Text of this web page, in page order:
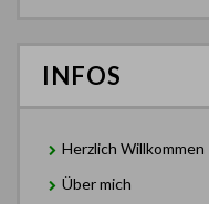
INFOS
Herzlich Willkommen
Über mich